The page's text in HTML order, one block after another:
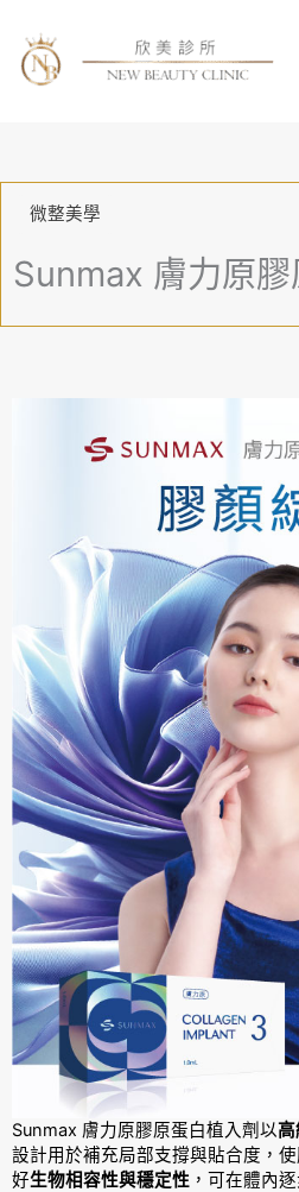
微整美學
Sunmax 膚力原膠
Sunmax 膚力原膠原蛋白植入劑以高
設計用於補充局部支撐與貼合度，
好生物相容性與穩定性 ，可在體內